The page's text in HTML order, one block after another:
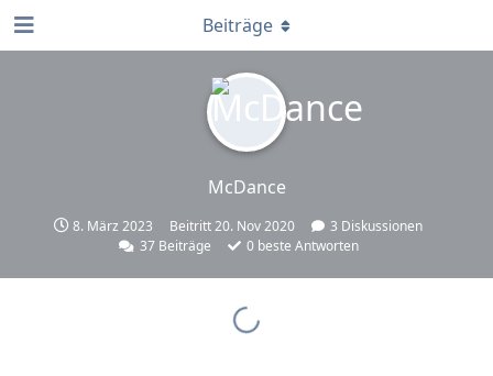
McDance
8. März 2023 Beitritt20. Nov 2020 3 Diskussionen
37Beiträge 0beste Antworten
Beiträge